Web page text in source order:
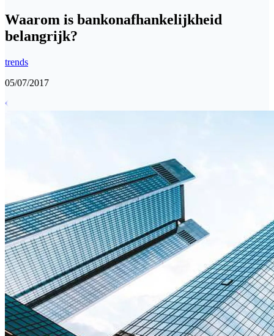
Waarom is bankonafhankelijkheid
belangrijk?
trends
05/07/2017